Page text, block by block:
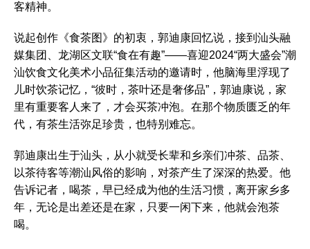
客精神。
说起创作《食茶图》的初衷，郭迪康回忆说，接到汕头融
媒集团、龙湖区文联“食在有趣”——喜迎2024“两大盛会”潮
汕饮食文化美术小品征集活动的邀请时，他脑海里浮现了
儿时饮茶记忆，“彼时，茶叶还是奢侈品”，郭迪康说，家
里有重要客人来了，才会买茶冲泡。在那个物质匮乏的年
代，有茶生活弥足珍贵，也特别难忘。
郭迪康出生于汕头，从小就受长辈和乡亲们冲茶、品茶、
以茶待客等潮汕风俗的影响，对茶产生了深深的热爱。他
告诉记者，喝茶，早已经成为他的生活习惯，离开家乡多
年，无论是出差还是在家，只要一闲下来，他就会泡茶
喝。